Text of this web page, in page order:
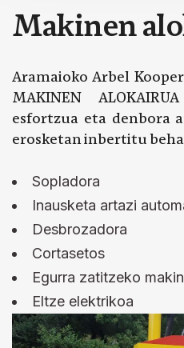
Makinenalo
Aramaioko Arbel
MAKINEN
esfortzua eta denbora
erosketan inbertitu
Sopladora
Inausketa artazi
Desbrozadora
Cortasetos
Egurra zatitzeko
Eltze elektrikoa